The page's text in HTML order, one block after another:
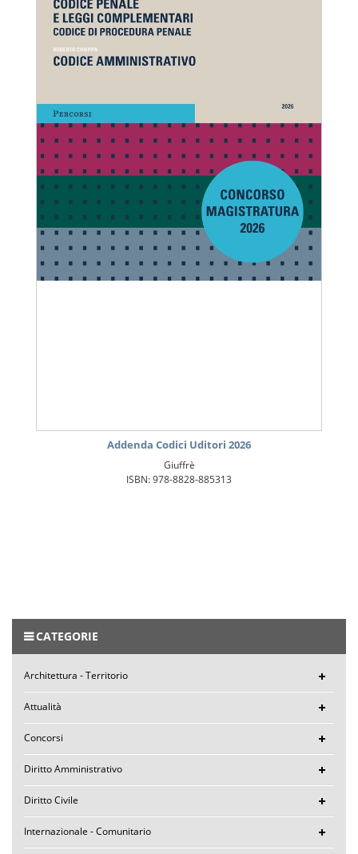
Addenda Codici Uditori 2026
Giuffrè
ISBN: 978-8828-885313
CATEGORIE
Architettura - Territorio
Attualità
Concorsi
Diritto Amministrativo
Diritto Civile
Internazionale - Comunitario